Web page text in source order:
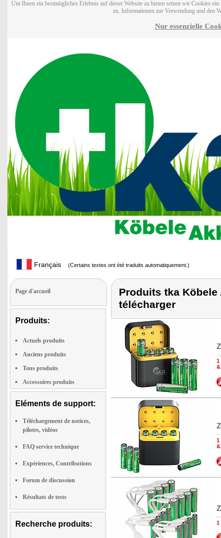
Um Ihnen ein bestmögliches Erlebnis auf dieser Website zu bieten setzen wir Cookies
zu. Informationen zur Verwendung und den
Nur essenzielle
Français (Certains textes ont été traduits automatiquement.)
Page d'accueil
Produits:
Actuels produits
Anciens produits
Tous produits
Accessoires produits
Eléments de support:
Téléchargement de notices,
pilotes, vidéos
FAQ service technique
Expériences, Contributions
Forum de discussion
Résultats de tests
Recherche produits:
Produits tka
télécharger
1
1
1